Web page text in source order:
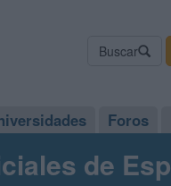
Buscar
Foros
de